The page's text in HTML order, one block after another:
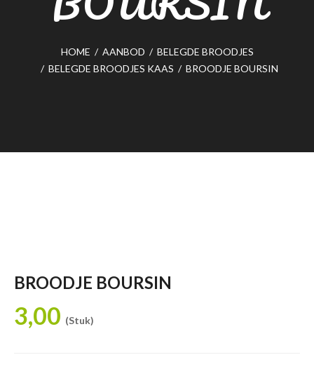
HOME / AANBOD / BELEGDE BROODJES
/ BELEGDE BROODJES KAAS / BROODJE BOURSIN
BROODJE BOURSIN
3,00 (Stuk)